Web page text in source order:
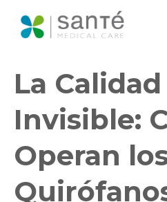
La Calidad
Invisible:
Operan